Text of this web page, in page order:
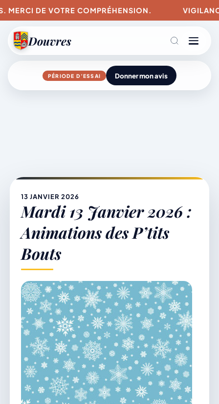
DE VOTRE COMPRÉHENSION.
Douvres
Agenda
Mairie & Vie municipale
Démarches & Vie pratique
Vie locale & Associations
Découvrir la commune
DIMANCHE 9 AOÛT 2026
PÉRIODE D’ESSAI Donner mon avis
13 JANVIER 2026
Mardi 13 Janvier 2026 :
Animations des P’tits
Bouts